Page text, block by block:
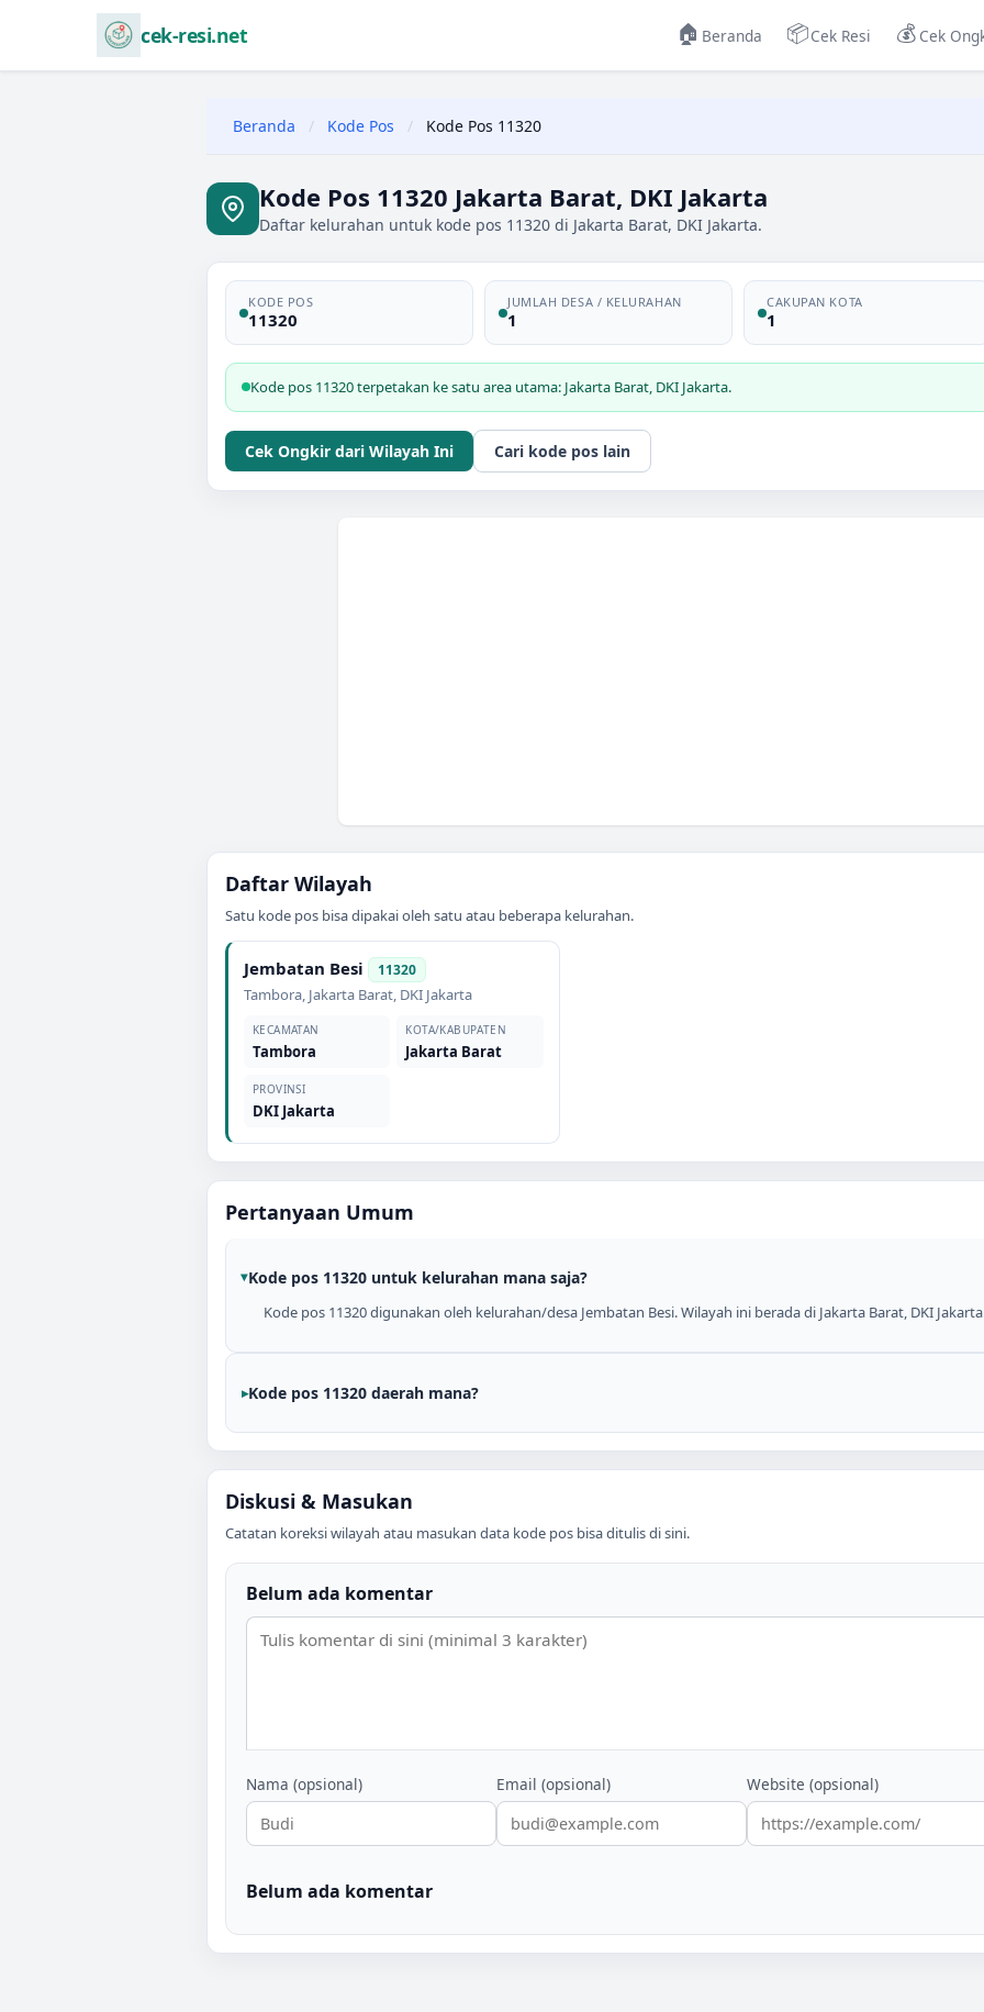
cek-resi.net 🏠 Beranda 📦Cek Resi 💰 Cek
Beranda / Kode Pos / Kode Pos 11320
Kode Pos 11320 Jakarta Barat, DKI Jakarta
Daftar kelurahan untuk kode pos 11320 di Jakarta Barat, DKI Jakarta.
KODE POS
11320
JUMLAH DESA / KELURAHAN
1
CAKUPAN KOTA
1
Kode pos 11320 terpetakan ke satu area utama: Jakarta Barat, DKI Jakarta.
Cek Ongkir dari Wilayah Ini Cari kode pos lain
Daftar Wilayah
Satu kode pos bisa dipakai oleh satu atau beberapa kelurahan.
Jembatan Besi 11320
Tambora, Jakarta Barat, DKI Jakarta
KECAMATAN
Tambora
KOTA/KABUPATEN
Jakarta Barat
PROVINSI
DKI Jakarta
Pertanyaan Umum
Kode pos 11320 untuk kelurahan mana saja?
Kode pos 11320 digunakan oleh kelurahan/desa Jembatan Besi. Wilayah ini berada di Jakarta Barat, DKI
Kode pos 11320 daerah mana?
Diskusi & Masukan
Catatan koreksi wilayah atau masukan data kode pos bisa ditulis di sini.
Belum ada komentar
Nama (opsional) Email (opsional) Website (opsional)
Belum ada komentar